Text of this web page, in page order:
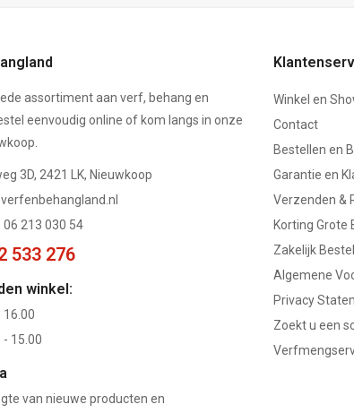
assortiment aan verf, behang en
eenvoudig online of kom langs in onze
3D, 2421 LK, Nieuwkoop
213 030 54
533 276
winkel:
16.00
15.00
van nieuwe producten en
Winkel en
Contact
Bestellen en
Garantie en
Verzenden &
Korting Grote
Zakelijk
Algemene
Privacy
Zoekt u een